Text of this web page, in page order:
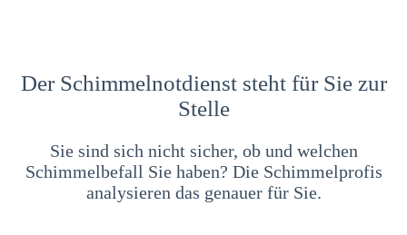
Der Schimmelnotdienst steht für Sie zur
Stelle
Sie sind sich nicht sicher, ob und welchen
Schimmelbefall Sie haben? Die Schimmelprofis
analysieren das genauer für Sie.